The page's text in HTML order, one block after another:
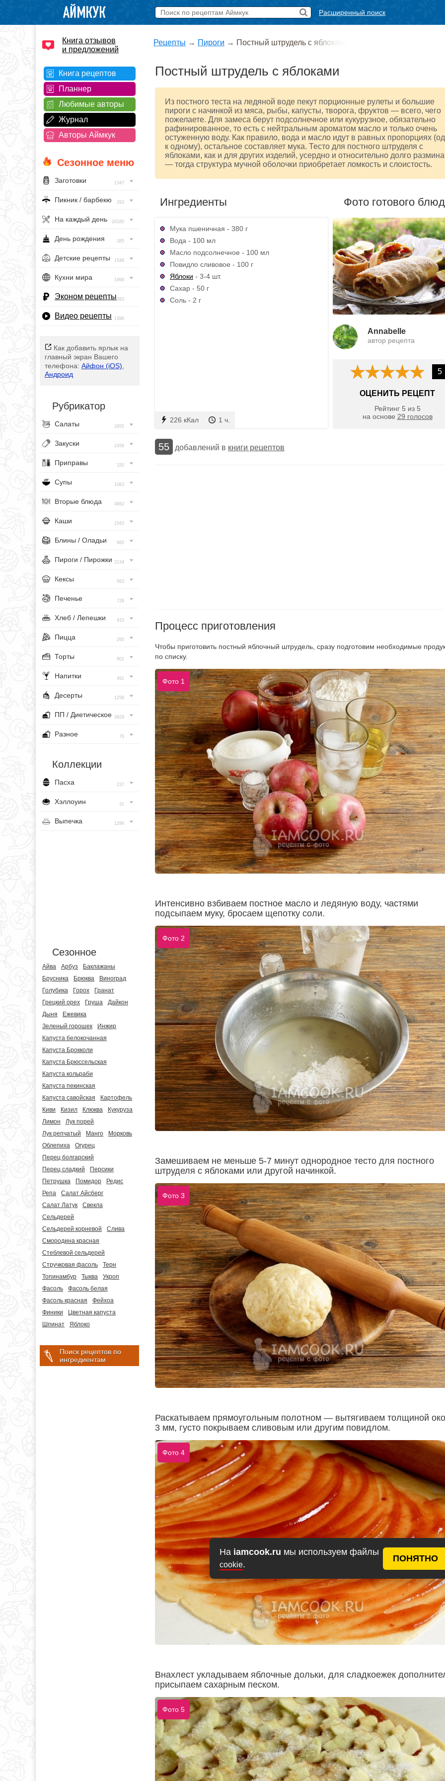
На iamcook.ru мы используем файлы
cookie.
ПОНЯТНО
Расширенный поиск
Книга отзывов
и предложений
Книга рецептов
Планнер
Любимые авторы
Журнал
Авторы Аймкук
Сезонное меню
Заготовки 1347
Пикник / барбекю 293
На каждый день 20160
День рождения 385
Детские рецепты 1548
Кухни мира 1968
Эконом рецепты393
Видео рецепты 1396
Как добавить ярлык на
главный экран Вашего
телефона: Айфон (iOS)
Андроид
Рубрикатор
Салаты 2955
Закуски 1456
Приправы 320
Супы 1083
Вторые блюда 4682
Каши 1543
Блины / Оладьи 965
Пироги / Пирожки 2134
Кексы 563
Печенье 728
Хлеб / Лепешки 433
Пицца 260
Торты 801
Напитки 491
Десерты 1256
ПП / Диетическое 3929
Разное 76
Коллекции
Пасха 237
Хэллоуин 31
Выпечка 1296
Сезонное
Айва Арбуз
Баклажаны
Брусника
Брюква
Виноград
Голубика
Горох
Гранат
Грецкий орех
Груша
Дайкон
Дыня
Ежевика
Зеленый горошек
Инжир
Капуста белокочанная
Капуста Брокколи
Капуста Брюссельская
Капуста кольраби
Капуста пекинская
Капуста савойская
Картофель
Киви
Кизил Клюква
Кукуруза
Лимон
Лук порей
Лук репчатый
Манго
Морковь
Облепиха
Огурец
Перец болгарский
Перец сладкий
Персики
Петрушка
Помидор
Редис
Репа
Салат Айсберг
Салат Латук
Свекла
Сельдерей
Сельдерей корневой
Слива
Смородина красная
Стеблевой сельдерей
Стручковая фасоль
Терн
Топинамбур
Тыква
Укроп
Фасоль
Фасоль белая
Фасоль красная
Фейхоа
Финики
Цветная капуста
Шпинат
Яблоко
Поиск рецептов по
ингредиентам
Рецепты → Пироги → Постный штрудель с яблоками
Постный штрудель с яблоками
Из постного теста на ледяной воде пекут порционные рулеты и большие
пироги с начинкой из мяса, рыбы, капусты, творога, фруктов — всего, чего
пожелаете. Для замеса берут подсолнечное или кукурузное, обязательно
рафинированное, то есть с нейтральным ароматом масло и только очень
остуженную воду. Как правило, вода и масло идут в равных пропорциях
к одному), остальное составляет мука. Тесто для постного штруделя с
яблоками, как и для других изделий, усердно и относительно долго
— тогда структура мучной оболочки приобретает ломкость и слоистость.
Ингредиенты
Мука пшеничная - 380 г
Вода - 100 мл
Масло подсолнечное - 100 мл
Повидло сливовое - 100 г
Яблоки - 3-4 шт.
Сахар - 50 г
Соль - 2 г
226 кКал 1 ч.
Фото готового
Annabelle
автор рецепта
5
ОЦЕНИТЬ РЕЦЕПТ
Рейтинг 5 из 5
на основе 29 голосов
55 добавлений в книги рецептов
Процесс приготовления
Чтобы приготовить постный яблочный штрудель, сразу подготовим необходимые
по списку.
Фото 1
Интенсивно взбиваем постное масло и ледяную воду, частями
подсыпаем муку, бросаем щепотку соли.
Фото 2
Замешиваем не меньше 5-7 минут однородное тесто для постного
штруделя с яблоками или другой начинкой.
Фото 3
Раскатываем прямоугольным полотном — вытягиваем толщиной
3 мм, густо покрываем сливовым или другим повидлом.
Фото 4
Внахлест укладываем яблочные дольки, для сладкоежек
присыпаем сахарным песком.
Фото 5